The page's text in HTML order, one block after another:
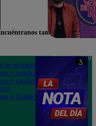
X
también en
de privacidad
y condiciones
y condiciones
y Condiciones
Teléfono: 219
Av. San
Felipe 968
Jesús María